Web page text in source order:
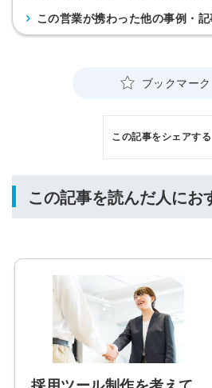
この営業が携わった他の事例・
ブックマーク
この記事をシェアする
この記事を読んだ人にお